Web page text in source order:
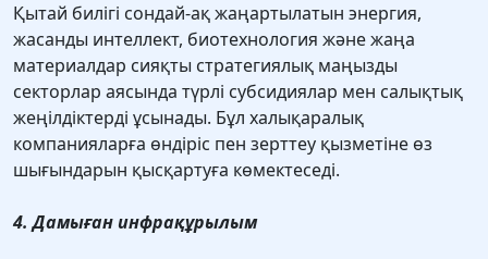
Қытай билігі сондай-ақ жаңартылатын энергия,
жасанды интеллект, биотехнология және жаңа
материалдар сияқты стратегиялық маңызды
секторлар аясында түрлі субсидиялар мен салықтық
жеңілдіктерді ұсынады. Бұл халықаралық
компанияларға өндіріс пен зерттеу қызметіне өз
шығындарын қысқартуға көмектеседі.
4. Дамыған инфрақұрылым